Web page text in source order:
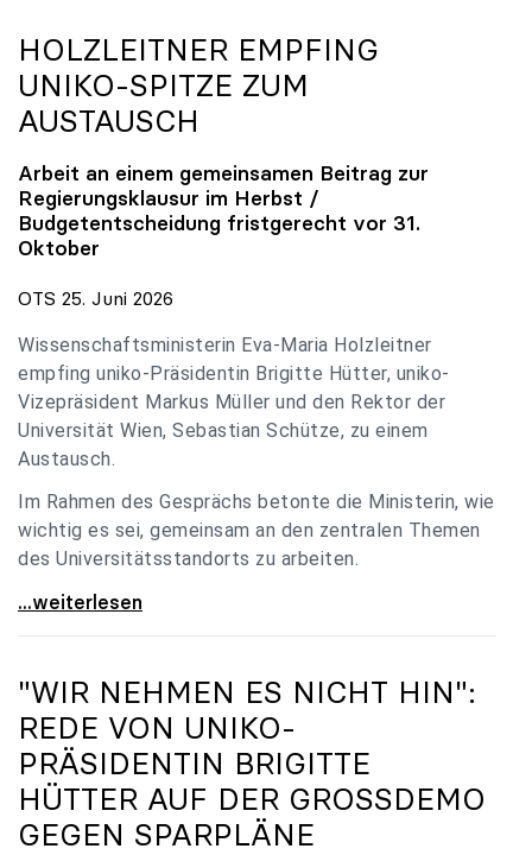
HOLZLEITNER EMPFING
UNIKO-SPITZE ZUM
AUSTAUSCH
Arbeit an einem gemeinsamen Beitrag zur
Regierungsklausur im Herbst /
Budgetentscheidung fristgerecht vor 31.
Oktober
OTS 25. Juni 2026
Wissenschaftsministerin Eva-Maria Holzleitner
empfing uniko-Präsidentin Brigitte Hütter, uniko-
Vizepräsident Markus Müller und den Rektor der
Universität Wien, Sebastian Schütze, zu einem
Austausch.
Im Rahmen des Gesprächs betonte die Ministerin, wie
wichtig es sei, gemeinsam an den zentralen Themen
des Universitätsstandorts zu arbeiten.
Holzleitner empfing uniko-Spitze zum Austausch
...weiterlesen
"WIR NEHMEN ES NICHT HIN":
REDE VON UNIKO-
PRÄSIDENTIN BRIGITTE
HÜTTER AUF DER GROSSDEMO G
EGEN SPARPLÄNE